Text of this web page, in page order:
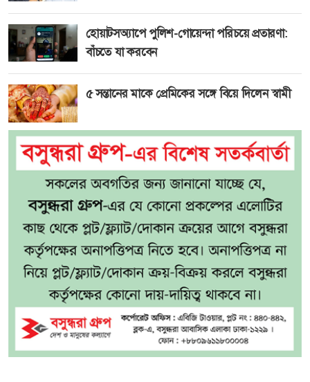
হোয়াটসঅ্যাপে পুলিশ-গোয়েন্দা পরিচয়ে প্রতারণা:
বাঁচতে যা করবেন
৫ সন্তানের মাকে প্রেমিকের সঙ্গে বিয়ে দিলেন স্বামী